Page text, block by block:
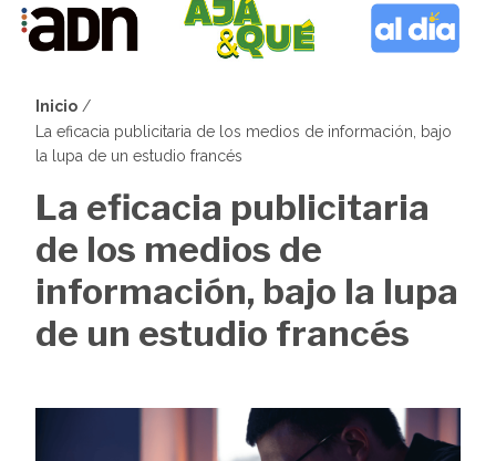
Sobrescribir
de
ayuda
a
la
Inicio
La eficacia publicitaria de los medios de información, bajo
la lupa de un estudio francés
La eficacia publicitaria
de los medios de
información, bajo la lupa
de un estudio francés